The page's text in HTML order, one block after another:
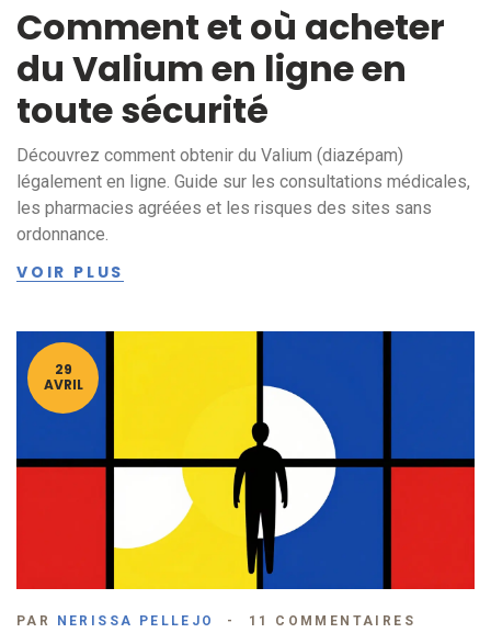
Comment et où acheter
du Valium en ligne en
toute sécurité
Découvrez comment obtenir du Valium (diazépam)
légalement en ligne. Guide sur les consultations médicales,
les pharmacies agréées et les risques des sites sans
ordonnance.
VOIR PLUS
29
AVRIL
PAR NERISSA PELLEJO 11 COMMENTAIRES